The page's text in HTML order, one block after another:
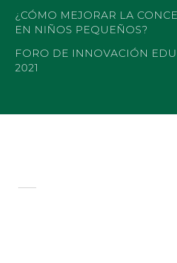
¿CÓMO MEJORAR LA
EN NIÑOS PEQUEÑOS?
FORO DE INNOVACIÓN
2021